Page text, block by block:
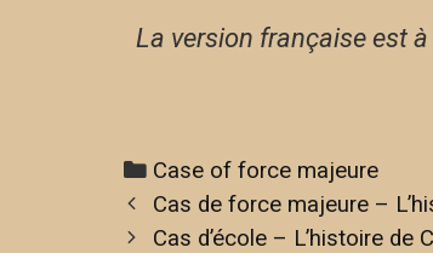
La version française est à
Case of force majeure
Cas de force majeure –
Cas d’école – L’histoire de